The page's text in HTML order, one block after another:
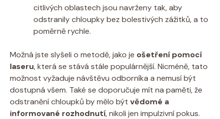
citlivých oblastech jsou navrženy tak, aby
odstranily chloupky bez bolestivých zážitků, a to
poměrně rychle.
Možná jste slyšeli o metodě, jako je ošetření pomocí
laseru, která se stává stále populárnější. Nicméně, tato
možnost vyžaduje návštěvu odborníka a nemusí být
dostupná všem. Také se doporučuje mít na paměti, že
odstranění chloupků by mělo být vědomé a
informované rozhodnutí, nikoli jen impulzivní pokus.